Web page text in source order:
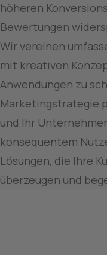
höheren
Bewertungen
Wir vereinen
mit kreativen
Anwendungen zu
Marketingstrategie
und Ihr
konsequentem
Lösungen, die Ihre